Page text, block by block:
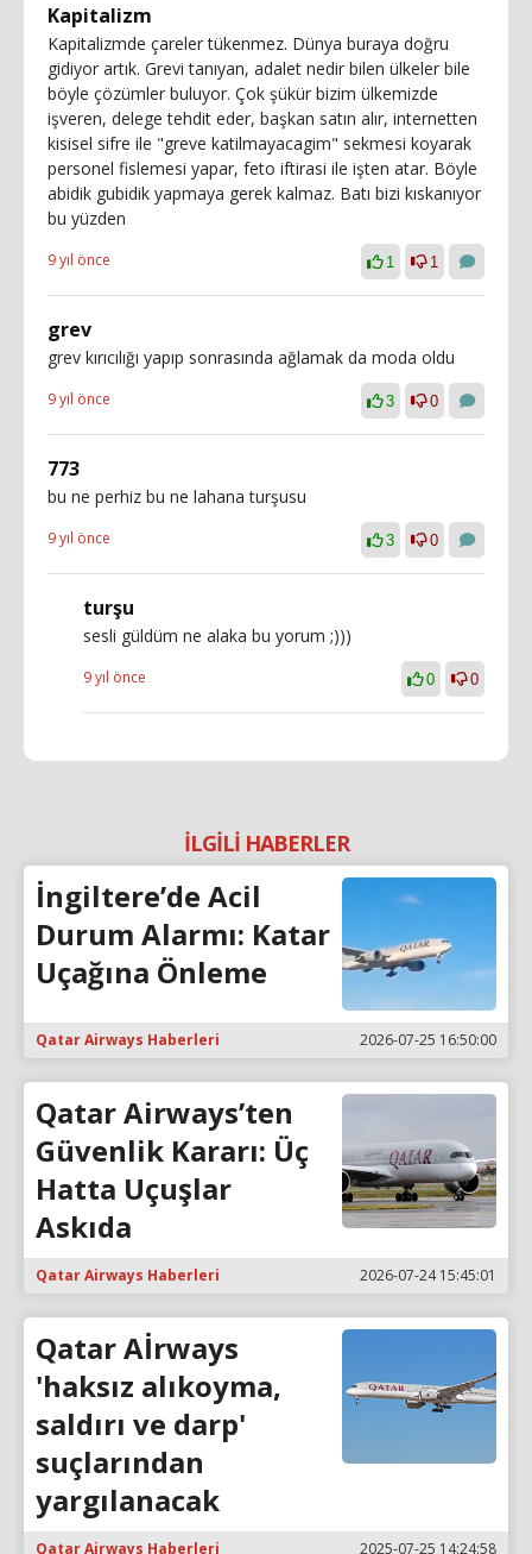
Kapitalizm
Kapitalizmde çareler tükenmez. Dünya buraya doğru
gidiyor artık. Grevi tanıyan, adalet nedir bilen ülkeler bile
böyle çözümler buluyor. Çok şükür bizim ülkemizde
işveren, delege tehdit eder, başkan satın alır, internetten
kisisel sifre ile "greve katilmayacagim" sekmesi koyarak
personel fislemesi yapar, feto iftirasi ile işten atar. Böyle
abidik gubidik yapmaya gerek kalmaz. Batı bizi kıskanıyor
bu yüzden
9 yıl önce 1 1
grev
grev kırıcılığı yapıp sonrasında ağlamak da moda oldu
9 yıl önce 3 0
773
bu ne perhiz bu ne lahana turşusu
9 yıl önce 3 0
turşu
sesli güldüm ne alaka bu yorum ;)))
9 yıl önce 0 0
İLGİLİ HABERLER
İngiltere’de Acil
Durum Alarmı: Katar
Uçağına Önleme
Qatar Airways Haberleri 2026-07-25 16:50:00
Qatar Airways’ten
Güvenlik Kararı: Üç
Hatta Uçuşlar
Askıda
Qatar Airways Haberleri 2026-07-24 15:45:01
Qatar Aİrways
'haksız alıkoyma,
saldırı ve darp'
suçlarından
yargılanacak
Qatar Airways Haberleri 2025-07-25 14:24:58